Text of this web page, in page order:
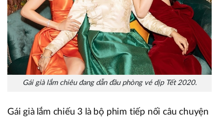
Gái già lắm chiêu đang dẫn đầu phòng vé dịp Tết 2020.
Gái già lắm chiếu 3 là bộ phim tiếp nối câu chuyện